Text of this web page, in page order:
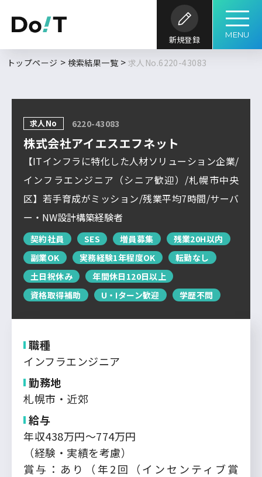
新規登録 MENU
DoITについて
サービス概要 求人特集 よくあるご質問
運営会社について
企業担当者の方へ
お問い合わせ
求人を探す
新着求人一覧
検索履歴はありません。
勤務地 職種 開発内容
言語 キーワード
フルリモート
北海道
東北
関東
北信越
東海
関西
中国・四国
九州・沖縄
トップページ 検索結果一覧 求人No.6220-43083
求人No 6220-43083
株式会社アイエスエフネット
【ITインフラに特化した人材ソリューション企業/
インフラエンジニア（シニア歓迎）/札幌市中央
区】若手育成がミッション/残業平均7時間/サーバ
ー・NW設計構築経験者
契約社員 SES 増員募集
残業20H以内
副業OK
実務経験1年程度OK
転勤なし
土日祝休み
年間休日120日以上
資格取得補助
U・Iターン歓迎 学歴不問
職種
インフラエンジニア
勤務地
札幌市・近郊
給与
年収438万円～774万円
（経験・実績を考慮）
賞与：あり（年2回（インセンティブ賞